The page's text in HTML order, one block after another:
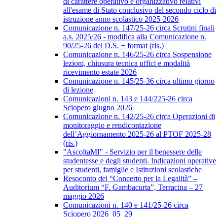
all'esame di Stato conclusivo del secondo ciclo di
istruzione anno scolastico 2025-2026
Comunicazione n. 147/25-26 circa Scrutini finali
a.s. 2025/26 - modifica alla Comunicazione n.
90/25-26 del D.S. + format (ris.)
Comunicazione n. 146/25-26 circa Sospensione
lezioni, chiusura tecnica uffici e modalità
ricevimento estate 2026
Comunicazione n. 145/25-36 circa ultimo giorno
di lezione
Comunicazioni n. 143 e 144/225-26 circa
Sciopero giugno 2026
Comunicazione n. 142/25-26 circa Operazioni di
monitoraggio e rendicontazione
dell’Aggiornamento 2025-26 al PTOF 2025-28
(ris.)
"AscoltaMI" - Servizio per il benessere delle
studentesse e degli studenti. Indicazioni operative
per studenti, famiglie e Istituzioni scolastiche
Resoconto del “Concerto per la Legalità” –
Auditorium “F. Gambacurta”, Terracina – 27
maggio 2026
Comunicazioni n. 140 e 141/25-26 circa
Sciopero 2026_05_29